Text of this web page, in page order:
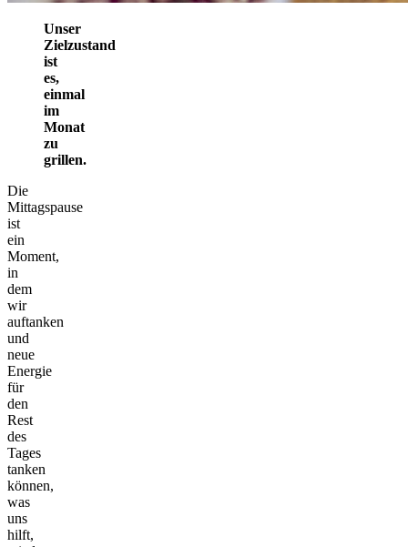
Unser
Zielzustand
ist
es,
einmal
im
Monat
zu
grillen.
Die
Mittagspause
ist
ein
Moment,
in
dem
wir
auftanken
und
neue
Energie
für
den
Rest
des
Tages
tanken
können,
was
uns
hilft,